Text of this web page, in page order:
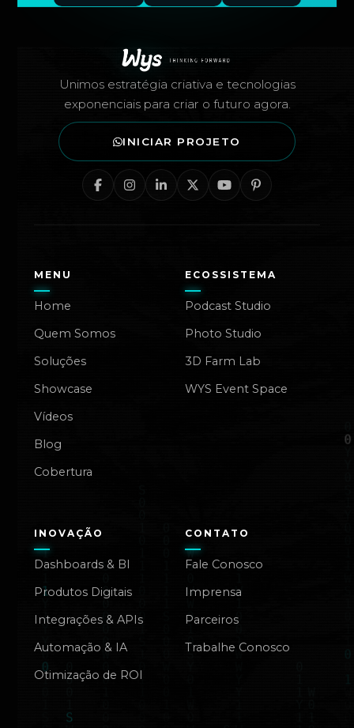
Unimos estratégia criativa e tecnologias
exponenciais para criar o futuro agora.
INICIAR PROJETO
MENU
Home
Quem Somos
Soluções
Showcase
Vídeos
Blog
Cobertura
ECOSSISTEMA
Podcast Studio
Photo Studio
3D Farm Lab
WYS Event Space
INOVAÇÃO
Dashboards & BI
Produtos Digitais
Integrações & APIs
Automação & IA
Otimização de ROI
CONTATO
Fale Conosco
Imprensa
Parceiros
Trabalhe Conosco